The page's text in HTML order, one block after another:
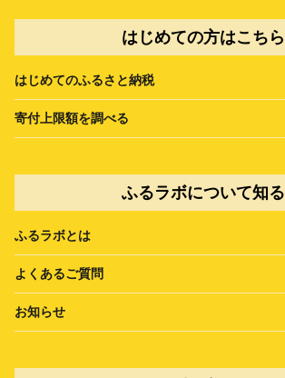
はじめての方はこちら
はじめてのふるさと納税
寄付上限額を調べる
ふるラボについて知る
ふるラボとは
よくあるご質問
お知らせ